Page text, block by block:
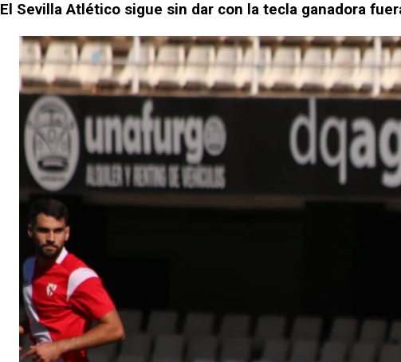
El Sevilla Atlético sigue sin dar con la tecla ganadora